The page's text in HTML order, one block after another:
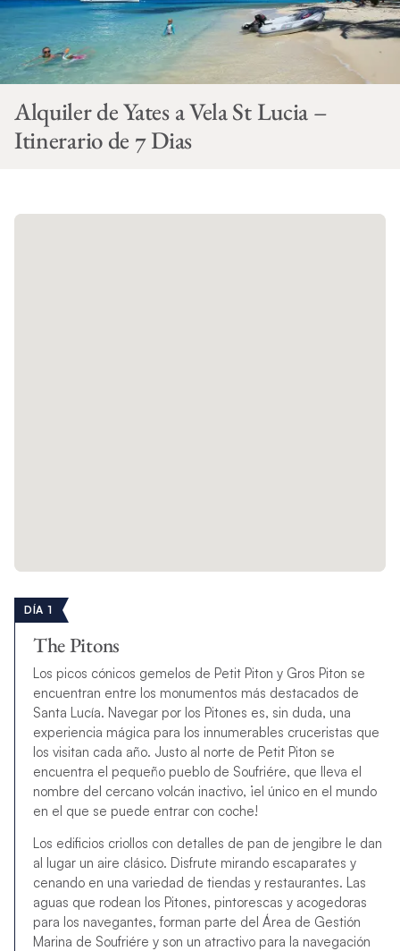
Alquiler de Yates a Vela St Lucia –
Itinerario de 7 Dias
DÍA 1
The Pitons
Los picos cónicos gemelos de Petit Piton y Gros Piton se
encuentran entre los monumentos más destacados de
Santa Lucía. Navegar por los Pitones es, sin duda, una
experiencia mágica para los innumerables cruceristas que
los visitan cada año. Justo al norte de Petit Piton se
encuentra el pequeño pueblo de Soufriére, que lleva el
nombre del cercano volcán inactivo, ¡el único en el mundo
en el que se puede entrar con coche!
Los edificios criollos con detalles de pan de jengibre le dan
al lugar un aire clásico. Disfrute mirando escaparates y
cenando en una variedad de tiendas y restaurantes. Las
aguas que rodean los Pitones, pintorescas y acogedoras
para los navegantes, forman parte del Área de Gestión
Marina de Soufriére y son un atractivo para la navegación